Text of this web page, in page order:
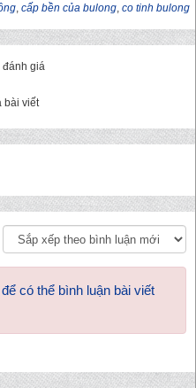
, cấp bền của bulong, co tinh bulong
đánh giá
bài viết
có thể bình luận bài viết